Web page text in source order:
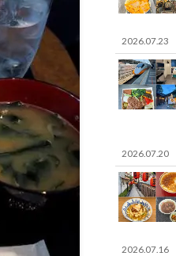
2026.07.23
2026.07.20
2026.07.16